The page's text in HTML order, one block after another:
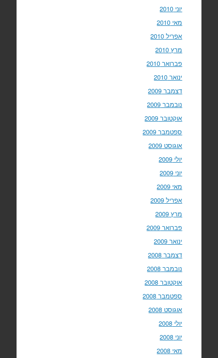
יוני 2010
מאי 2010
אפריל 2010
מרץ 2010
פברואר 2010
ינואר 2010
דצמבר 2009
נובמבר 2009
אוקטובר 2009
ספטמבר 2009
אוגוסט 2009
יולי 2009
יוני 2009
מאי 2009
אפריל 2009
מרץ 2009
פברואר 2009
ינואר 2009
דצמבר 2008
נובמבר 2008
אוקטובר 2008
ספטמבר 2008
אוגוסט 2008
יולי 2008
יוני 2008
מאי 2008